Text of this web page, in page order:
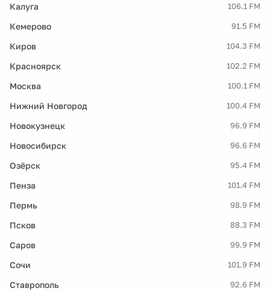
Калуга 106.1 FM
Кемерово 91.5 FM
Киров 104.3 FM
Красноярск 102.2 FM
Москва 100.1 FM
Нижний Новгород 100.4 FM
Новокузнецк 96.9 FM
Новосибирск 96.6 FM
Озёрск 95.4 FM
Пенза 101.4 FM
Пермь 98.9 FM
Псков 88.3 FM
Саров 99.9 FM
Сочи 101.9 FM
Ставрополь 92.6 FM